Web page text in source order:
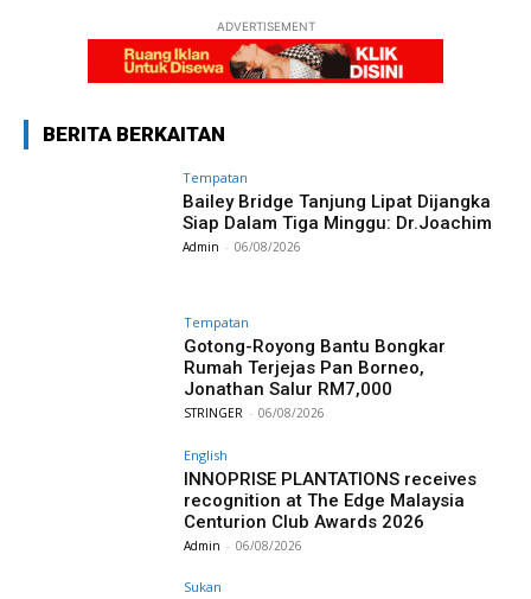
ADVERTISEMENT
BERITA BERKAITAN
Tempatan
Bailey Bridge Tanjung Lipat Dijangka
Siap Dalam Tiga Minggu: Dr.Joachim
Admin - 06/08/2026
Tempatan
Gotong-Royong Bantu Bongkar
Rumah Terjejas Pan Borneo,
Jonathan Salur RM7,000
STRINGER - 06/08/2026
English
INNOPRISE PLANTATIONS receives
recognition at The Edge Malaysia
Centurion Club Awards 2026
Admin - 06/08/2026
Sukan